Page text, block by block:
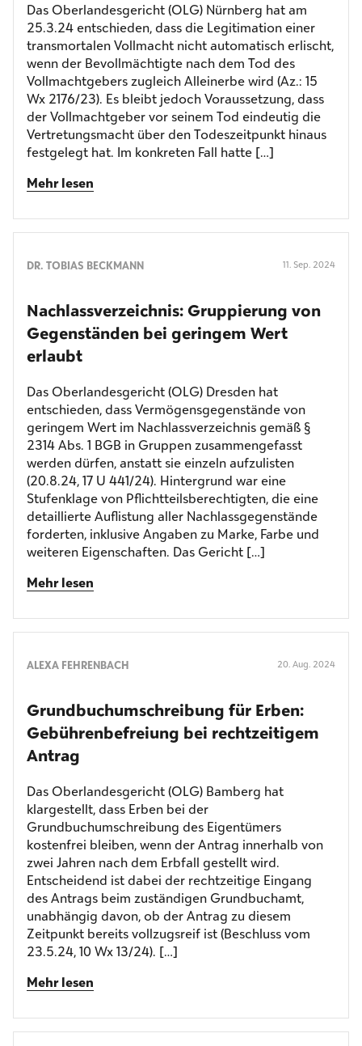
Das Oberlandesgericht (OLG) Nürnberg hat am
25.3.24 entschieden, dass die Legitimation einer
transmortalen Vollmacht nicht automatisch erlischt,
wenn der Bevollmächtigte nach dem Tod des
Vollmachtgebers zugleich Alleinerbe wird (Az.: 15
Wx 2176/23). Es bleibt jedoch Voraussetzung, dass
der Vollmachtgeber vor seinem Tod eindeutig die
Vertretungsmacht über den Todeszeitpunkt hinaus
festgelegt hat. Im konkreten Fall hatte […]
Mehr lesen
DR. TOBIAS BECKMANN 11. Sep. 2024
Nachlassverzeichnis: Gruppierung von
Gegenständen bei geringem Wert
erlaubt
Das Oberlandesgericht (OLG) Dresden hat
entschieden, dass Vermögensgegenstände von
geringem Wert im Nachlassverzeichnis gemäß §
2314 Abs. 1 BGB in Gruppen zusammengefasst
werden dürfen, anstatt sie einzeln aufzulisten
(20.8.24, 17 U 441/24). Hintergrund war eine
Stufenklage von Pflichtteilsberechtigten, die eine
detaillierte Auflistung aller Nachlassgegenstände
forderten, inklusive Angaben zu Marke, Farbe und
weiteren Eigenschaften. Das Gericht […]
Mehr lesen
ALEXA FEHRENBACH 20. Aug. 2024
Grundbuch­umschreibung für Erben:
Gebühren­befreiung bei rechtzeitigem
Antrag
Das Oberlandesgericht (OLG) Bamberg hat
klargestellt, dass Erben bei der
Grundbuchumschreibung des Eigentümers
kostenfrei bleiben, wenn der Antrag innerhalb von
zwei Jahren nach dem Erbfall gestellt wird.
Entscheidend ist dabei der rechtzeitige Eingang
des Antrags beim zuständigen Grundbuchamt,
unabhängig davon, ob der Antrag zu diesem
Zeitpunkt bereits vollzugsreif ist (Beschluss vom
23.5.24, 10 Wx 13/24). […]
Mehr lesen